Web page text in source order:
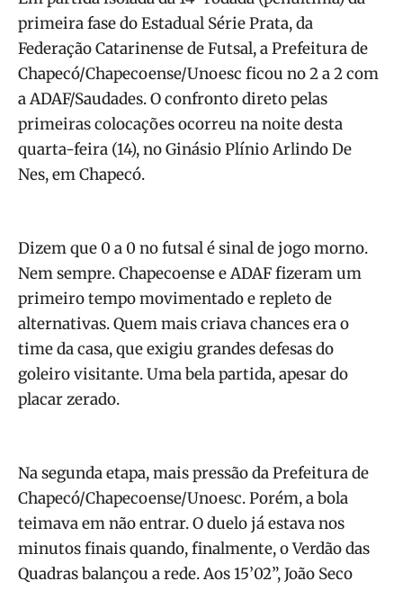
primeira fase do Estadual Série Prata, da
Federação Catarinense de Futsal, a Prefeitura de
Chapecó/Chapecoense/Unoesc ficou no 2 a 2 com
a ADAF/Saudades. O confronto direto pelas
primeiras colocações ocorreu na noite desta
quarta-feira (14), no Ginásio Plínio Arlindo De
Nes, em Chapecó.
Dizem que 0 a 0 no futsal é sinal de jogo morno.
Nem sempre. Chapecoense e ADAF fizeram um
primeiro tempo movimentado e repleto de
alternativas. Quem mais criava chances era o
time da casa, que exigiu grandes defesas do
goleiro visitante. Uma bela partida, apesar do
placar zerado.
Na segunda etapa, mais pressão da Prefeitura de
Chapecó/Chapecoense/Unoesc. Porém, a bola
teimava em não entrar. O duelo já estava nos
minutos finais quando, finalmente, o Verdão das
Quadras balançou a rede. Aos 15’02”, João Seco